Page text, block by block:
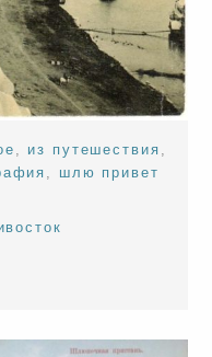
из путешествия
шлю привет